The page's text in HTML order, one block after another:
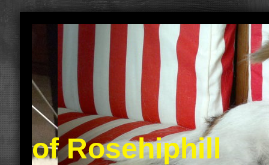
of Rosehiphill